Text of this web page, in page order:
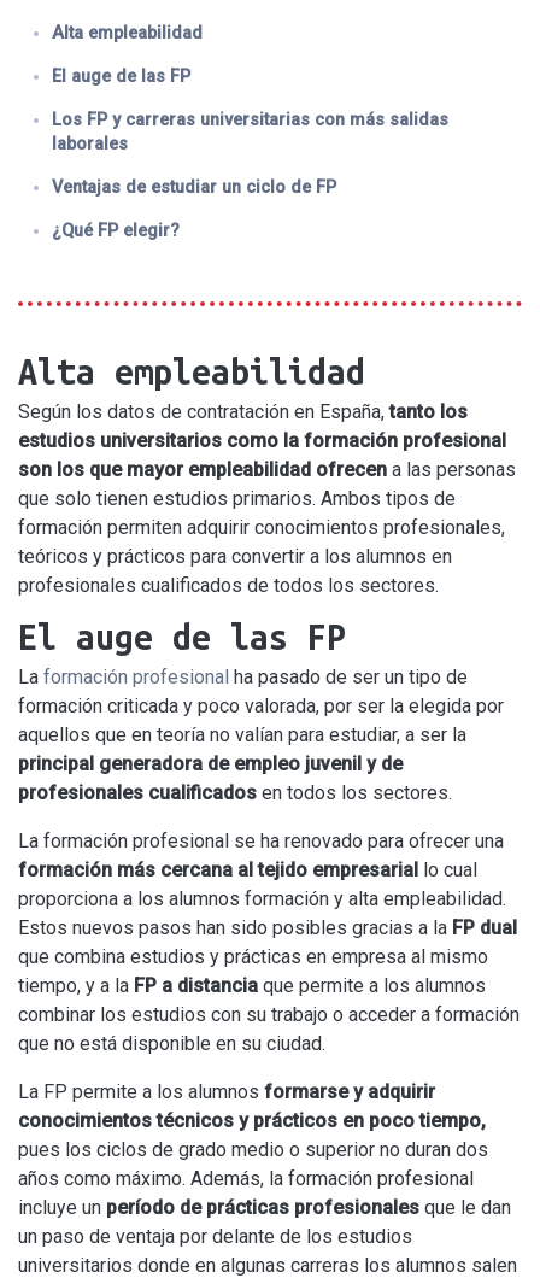
Alta empleabilidad
El auge de las FP
Los FP y carreras universitarias con más salidas
laborales
Ventajas de estudiar un ciclo de FP
¿Qué FP elegir?
Alta empleabilidad
Según los datos de contratación en España,tanto los
estudios universitarios como la formación profesional
son los que mayor empleabilidad ofrecen a las personas
que solo tienen estudios primarios. Ambos tipos de
formación permiten adquirir conocimientos profesionales,
teóricos y prácticos para convertir a los alumnos en
profesionales cualificados de todos los sectores.
El auge de las FP
La formación profesional ha pasado de ser un tipo de
formación criticada y poco valorada, por ser la elegida por
aquellos que en teoría no valían para estudiar, a ser la
principal generadora de empleo juvenil y de
profesionales cualificados en todos los sectores.
La formación profesional se ha renovado para ofrecer una
formación más cercana al tejido empresarial lo cual
proporciona a los alumnos formación y alta empleabilidad.
Estos nuevos pasos han sido posibles gracias a la FP dual
que combina estudios y prácticas en empresa al mismo
tiempo, y a la FP a distancia que permite a los alumnos
combinar los estudios con su trabajo o acceder a formación
que no está disponible en su ciudad.
La FP permite a los alumnos formarse y adquirir
conocimientos técnicos y prácticos en poco tiempo,
pues los ciclos de grado medio o superior no duran dos
años como máximo. Además, la formación profesional
incluye un período de prácticas profesionales que le dan
un paso de ventaja por delante de los estudios
universitarios donde en algunas carreras los alumnos salen